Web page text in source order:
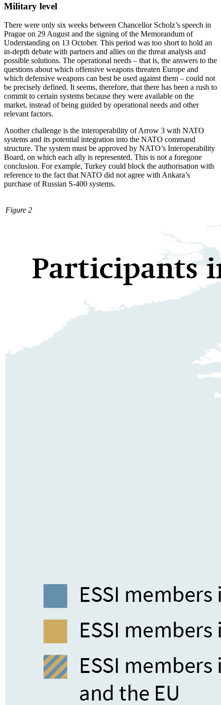
Military level
There were only six weeks between Chan­cel­lor Scholz’s speech in
Prague on 29 August and the signing of the Memorandum of
Understanding on 13 October. This period was too short to hold an
in-depth debate with partners and allies on the threat analysis and
possible solutions. The operational needs – that is, the answers to the
questions about which offensive weap­ons threaten Europe and
which defensive weapons can best be used against them – could not
be precisely defined. It seems, there­fore, that there has been a rush to
com­mit to certain systems because they were available on the
market, instead of being guided by operational needs and other
relevant factors.
Another challenge is the interoperability of Arrow 3 with NATO
systems and its po­tential integration into the NATO com­mand
structure. The system must be ap­proved by NATO’s Interoperability
Board, on which each ally is represented. This is not a fore­gone
conclusion. For example, Turkey could block the authorisation with
ref­er­ence to the fact that NATO did not agree with An­kara’s
purchase of Russian S-400 systems.
Figure 2